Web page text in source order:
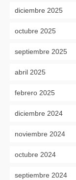
diciembre 2025
octubre 2025
septiembre 2025
abril 2025
febrero 2025
diciembre 2024
noviembre 2024
octubre 2024
septiembre 2024